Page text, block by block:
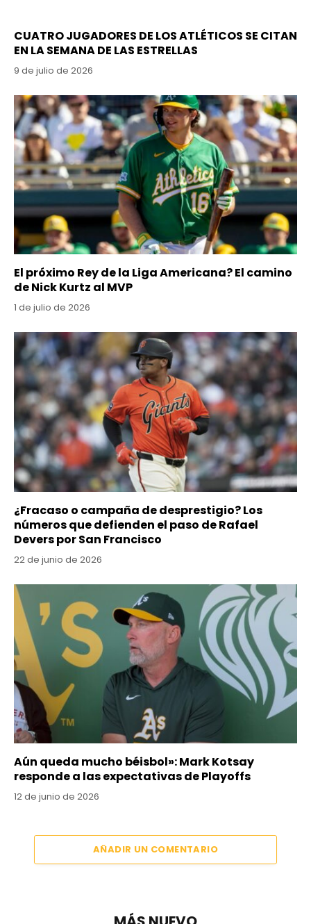
CUATRO JUGADORES DE LOS ATLÉTICOS SE CITAN
EN LA SEMANA DE LAS ESTRELLAS
9 de julio de 2026
El próximo Rey de la Liga Americana? El camino
de Nick Kurtz al MVP
1 de julio de 2026
¿Fracaso o campaña de desprestigio? Los
números que defienden el paso de Rafael
Devers por San Francisco
22 de junio de 2026
Aún queda mucho béisbol»: Mark Kotsay
responde a las expectativas de Playoffs
12 de junio de 2026
AÑADIR UN COMENTARIO